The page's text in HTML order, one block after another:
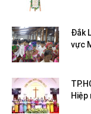
Đắk
vực
Hiệp